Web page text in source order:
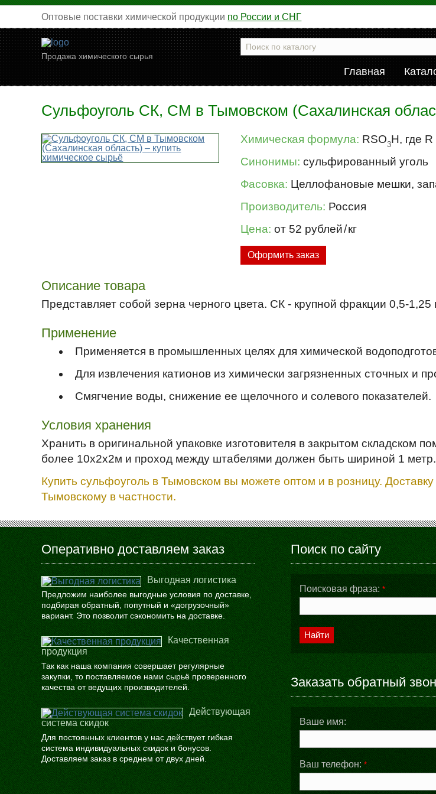
Оптовые поставки химической продукции по России и СНГ
Продажа химического сырья
Главная
Сульфоуголь СК, СМ в Тымовском (Сахалинская
Химическая формула: RSO3H, где
Синонимы: сульфированный уголь
Фасовка: Целлофановые мешки,
Производитель: Россия
Цена: от 52 рублей/кг
Оформить заказ
Описание товара
Представляет собой зерна черного цвета. СК - крупной фракции 0,5-
Применение
Применяется в промышленных целях для химической
Для извлечения катионов из химически загрязненных сточных и
Смягчение воды, снижение ее щелочного и солевого показателей.
Условия хранения
Хранить в оригинальной упаковке изготовителя в закрытом
более 10х2х2м и проход между штабелями должен быть шириной 1 метр.
Купить сульфоуголь в Тымовском вы можете оптом и в розницу.
Тымовскому в частности.
Оперативно доставляем заказ
Выгодная логистика
Предложим наиболее выгодные условия по доставке,
подбирая обратный, попутный и «догрузочный»
вариант. Это позволит сэкономить на доставке.
Качественная
продукция
Так как наша компания совершает регулярные
закупки, то поставляемое нами сырьё проверенного
качества от ведущих производителей.
Действующая
система скидок
Для постоянных клиентов у нас действует гибкая
система индивидуальных скидок и бонусов.
Доставляем заказ в среднем от двух дней.
Поиск по сайту
Поисковая фраза: *
Найти
Заказать обратный
Ваше имя:
Ваш телефон: *